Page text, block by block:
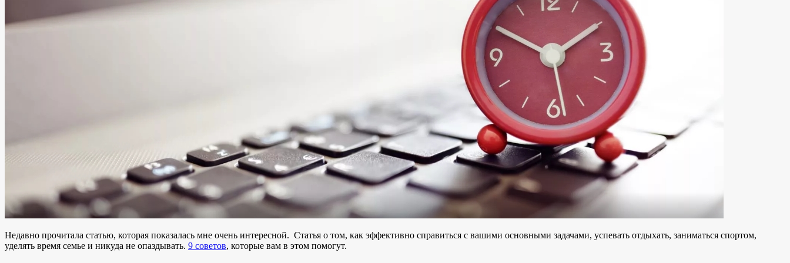
Недавно прочитала статью, которая показалась мне очень интересной. Статья о том, как эффективно справиться с вашими основными задачами, успевать отдыхать, заниматься спортом,
уделять время семье и никуда не опаздывать. 9 советов, которые вам в этом помогут.